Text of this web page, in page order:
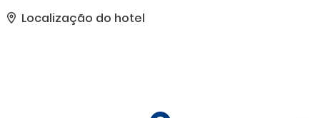
ar condicionado e uma televisão de ecrã plano por satélite. Alguns
quartos têm uma varanda ou pátio. Os quartos incluem uma casa
Localização do hotel